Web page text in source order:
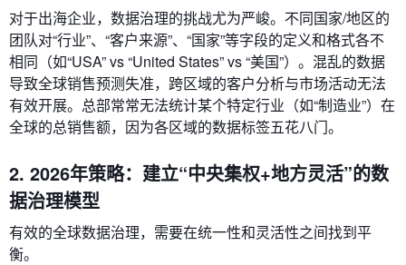
对于出海企业，数据治理的挑战尤为严峻。不同国家/地区的
团队对“行业”、“客户来源”、“国家”等字段的定义和格式各不
相同（如“USA” vs “United States” vs “美国”）。混乱的数据
导致全球销售预测失准，跨区域的客户分析与市场活动无法
有效开展。总部常常无法统计某个特定行业（如“制造业”）在
全球的总销售额，因为各区域的数据标签五花八门。
2. 2026年策略：建立“中央集权+地方灵活”的数
据治理模型
有效的全球数据治理，需要在统一性和灵活性之间找到平
衡。